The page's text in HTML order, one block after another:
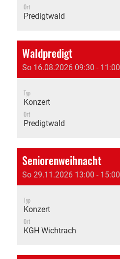
Ort
Predigtwald
Waldpredigt
So 16.08.2026 09:30 - 11:00
Typ
Konzert
Ort
Predigtwald
Seniorenweihnacht
So 29.11.2026 13:00 - 15:00
Typ
Konzert
Ort
KGH Wichtrach